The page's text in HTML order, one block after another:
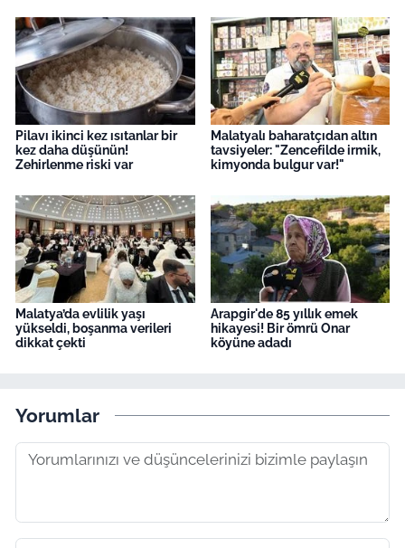
Pilavı ikinci kez ısıtanlar bir
kez daha düşünün!
Zehirlenme riski var
Malatyalı baharatçıdan altın
tavsiyeler: "Zencefilde irmik,
kimyonda bulgur var!"
Malatya’da evlilik yaşı
yükseldi, boşanma verileri
dikkat çekti
Arapgir'de 85 yıllık emek
hikayesi! Bir ömrü Onar
köyüne adadı
Yorumlar